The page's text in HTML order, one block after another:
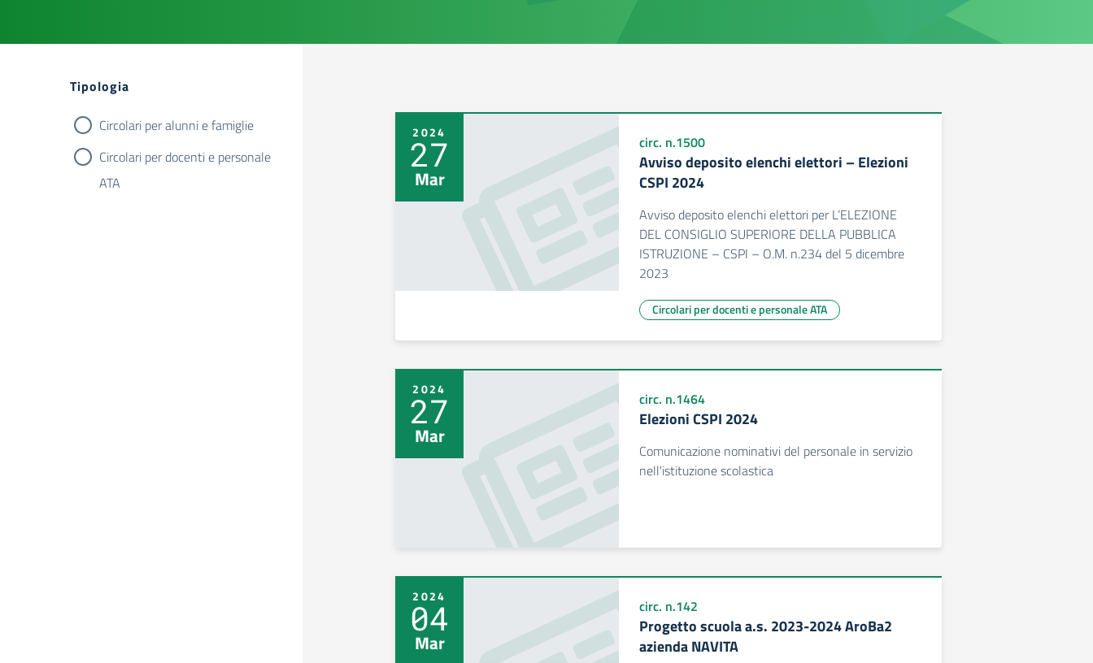
Filtri
Tipologia
Circolari per alunni e famiglie
Circolari per docenti e personale
ATA
2024
27
Mar
circ. n.1500
Avviso deposito elenchi elettori – Elezioni
CSPI 2024
Avviso deposito elenchi elettori per L’ELEZIONE
DEL CONSIGLIO SUPERIORE DELLA PUBBLICA
ISTRUZIONE – CSPI – O.M. n.234 del 5 dicembre
2023
Circolari per docenti e personale ATA
2024
27
Mar
circ. n.1464
Elezioni CSPI 2024
Comunicazione nominativi del personale in servizio
nell'istituzione scolastica
2024
04
Mar
circ. n.142
Progetto scuola a.s. 2023-2024 AroBa2
azienda NAVITA